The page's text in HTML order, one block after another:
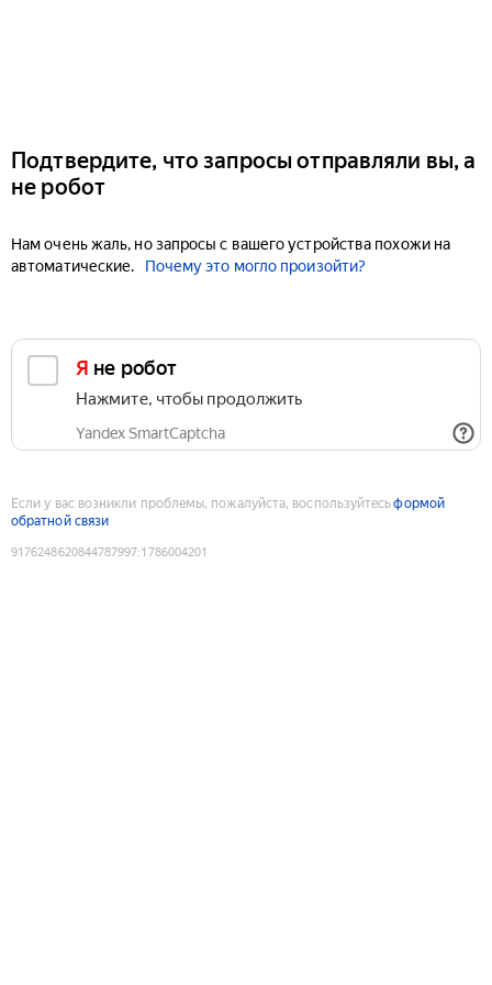
Подтвердите, что запросы отправляли вы, а
не робот
Нам очень жаль, но запросы с вашего устройства похожи на
автоматические.
Почему это могло произойти?
Я не робот
Нажмите, чтобы продолжить
Yandex SmartCaptcha
Если у вас возникли проблемы, пожалуйста, воспользуйтесьформой
обратной связи
9176248620844787997:1786004201